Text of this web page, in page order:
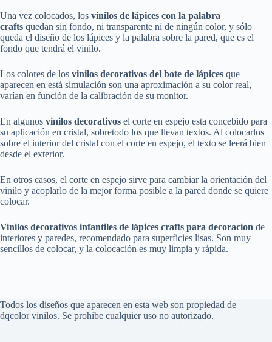
Una vez colocados, los vinilos de lápices con la palabra
crafts quedan sin fondo, ni transparente ni de ningún color, y sólo
queda el diseño de los lápices y la palabra sobre la pared, que es el
fondo que tendrá el vinilo.
Los colores de los vinilos decorativos del bote de lápices que
aparecen en está simulación son una aproximación a su color real,
varían en función de la calibración de su monitor.
En algunos vinilos decorativos el corte en espejo esta concebido para
su aplicación en cristal, sobretodo los que llevan textos. Al colocarlos
sobre el interior del cristal con el corte en espejo, el texto se leerá bien
desde el exterior.
En otros casos, el corte en espejo sirve para cambiar la orientación del
vinilo y acoplarlo de la mejor forma posible a la pared donde se quiere
colocar.
Vinilos decorativos infantiles de lápices crafts para decoracion de
interiores y paredes, recomendado para superficies lisas. Son muy
sencillos de colocar, y la colocación es muy limpia y rápida.
Todos los diseños que aparecen en esta web son propiedad de
dqcolor vinilos. Se prohibe cualquier uso no autorizado.